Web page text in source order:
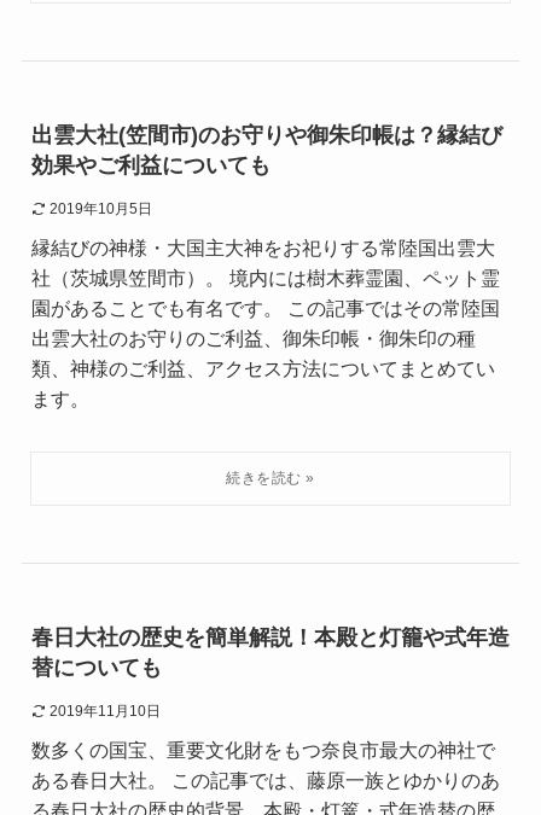
出雲大社(笠間市)のお守りや御朱印帳は？縁結び
効果やご利益についても
2019年10月5日
縁結びの神様・大国主大神をお祀りする常陸国出雲大
社（茨城県笠間市）。 境内には樹木葬霊園、ペット霊
園があることでも有名です。 この記事ではその常陸国
出雲大社のお守りのご利益、御朱印帳・御朱印の種
類、神様のご利益、アクセス方法についてまとめてい
ます。
春日大社の歴史を簡単解説！本殿と灯籠や式年造
替についても
2019年11月10日
数多くの国宝、重要文化財をもつ奈良市最大の神社で
ある春日大社。 この記事では、藤原一族とゆかりのあ
る春日大社の歴史的背景、本殿・灯篭・式年造替の歴